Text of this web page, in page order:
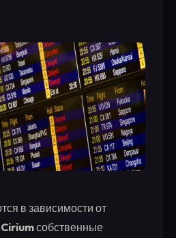
в зависимости от
Ciriumсобственные